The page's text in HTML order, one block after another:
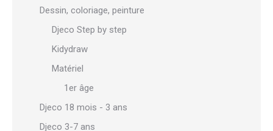
Dessin, coloriage, peinture
Djeco Step by step
Kidydraw
Matériel
1er âge
Djeco 18 mois - 3 ans
Djeco 3-7 ans